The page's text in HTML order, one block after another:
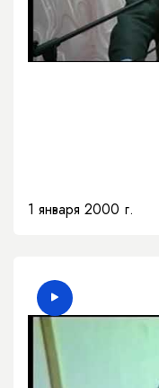
1 января 2000 г.